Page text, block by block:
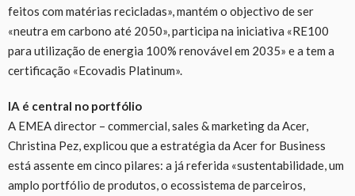
feitos com matérias recicladas», mantém o objectivo de ser
«neutra em carbono até 2050», participa na iniciativa «RE100
para utilização de energia 100% renovável em 2035» e a tem a
certificação «Ecovadis Platinum».
IA é central no portfólio
A EMEA director – commercial, sales & marketing da Acer,
Christina Pez, explicou que a estratégia da Acer for Business
está assente em cinco pilares: a já referida «sustentabilidade, um
amplo portfólio de produtos, o ecossistema de parceiros,